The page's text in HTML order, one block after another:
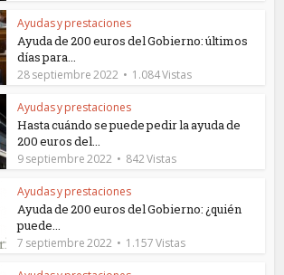
Ayudas y prestaciones
Ayuda de 200 euros del Gobierno: últimos
días para...
28 septiembre 2022 1.084 Vistas
Ayudas y prestaciones
Hasta cuándo se puede pedir la ayuda de
200 euros del...
9 septiembre 2022 842 Vistas
Ayudas y prestaciones
Ayuda de 200 euros del Gobierno: ¿quién
puede...
7 septiembre 2022 1.157 Vistas